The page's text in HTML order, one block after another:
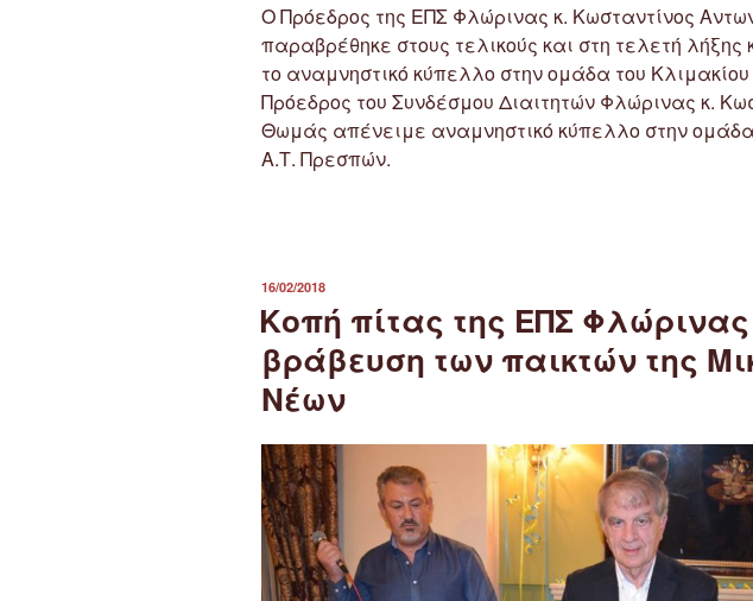
Ο Πρόεδρος της ΕΠΣ Φλώρινας κ. Κωσταντίνος
παραβρέθηκε στους τελικούς και στη τελετή λήξης
το αναμνηστικό κύπελλο στην ομάδα του
Πρόεδρος του Συνδέσμου Διαιτητών Φλώρινας κ.
Θωμάς απένειμε αναμνηστικό κύπελλο στην
Α.Τ. Πρεσπών.
ΔΗΜΟΣΙΕΎΤΗΚΕ
16/02/2018
Κοπή πίτας της ΕΠΣ Φλώρινας
βράβευση των παικτών της
Νέων